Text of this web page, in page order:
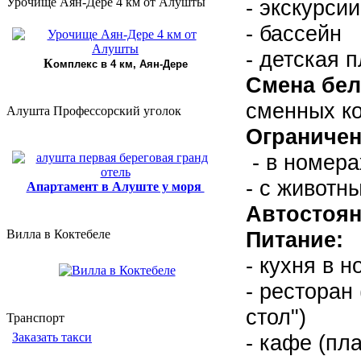
Комплекс в 4 км, Аян-Дере
Алушта Профессорский уголок
Апартамент в Алуште у моря
Вилла в Коктебеле
Транспорт
Заказать такси
-
- бассейн
- детская
Смена
сменных
- в
- с
- кухня в
-
стол")
- кафе